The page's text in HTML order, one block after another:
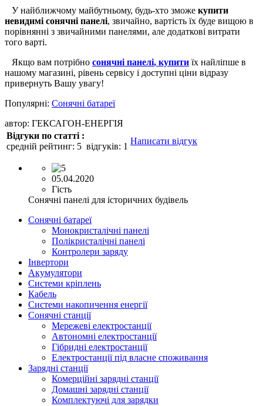
У найближчому майбутньому, будь-хто зможе купити
невидимі сонячні панелі, звичайно, вартість їх буде вищою в
порівнянні з звичайними панелями, але додаткові витрати
того варті.
Якщо вам потрібно сонячні панелі, купити їх найліпше в
нашому магазині, рівень сервісу і доступні ціни відразу
привернуть Вашу увагу!
Популярні: Сонячні батареї
автор: ГЕКСАГОН-ЕНЕРГІЯ
Відгуки по статті :
средній рейтинг: 5 відгуків: 1
Написати відгук
05.04.2020
Гість
Сонячні панелі для історичних будівель
Сонячні батареї
Монокристалічні панелі
Полікристалічні панелі
Контролери заряду
Інвертори
Акумулятори
Системи кріплень
Кабель
Системи накопичення енергії
Сонячні станції
Мережеві електростанції
Автономні електростанції
Гібридні електростанції
Електростанції під власне споживання
Зарядні станції
Комерційні зарядні станції
Домашні зарядні станції
Комплектуючі для зарядки